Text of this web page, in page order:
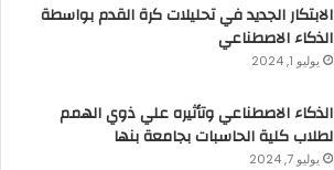
الابتكار الجديد في تحليلات كرة القدم بواسطة
الذكاء الاصطناعي
يوليو 1, 2024
الذكاء الاصطناعي وتأثيره علي ذوي الهمم
لطلاب كلية الحاسبات بجامعة بنها
يوليو 7, 2024